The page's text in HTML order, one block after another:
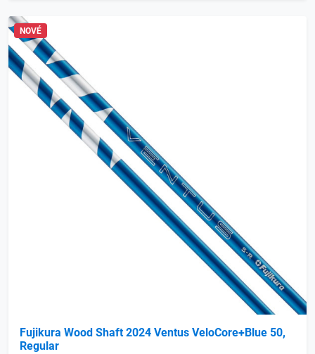
NOVÉ
Fujikura Wood Shaft 2024 Ventus VeloCore+Blue 50,
Regular